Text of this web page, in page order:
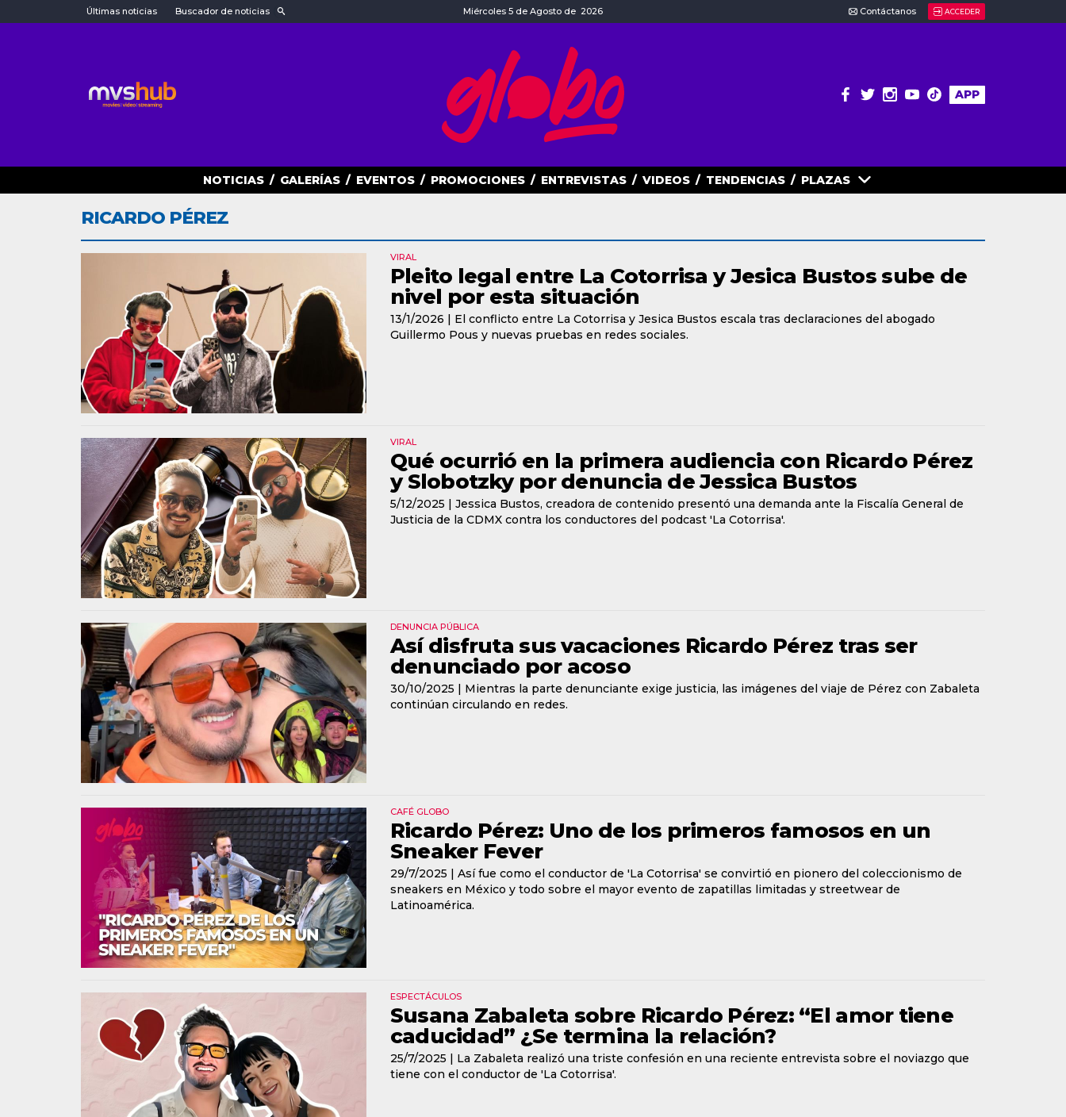
Últimas noticias Buscador de noticias Miércoles 5 de Agosto de 2026 Contáctanos ACCEDER
APP
NOTICIAS / GALERÍAS / EVENTOS / PROMOCIONES / ENTREVISTAS / VIDEOS / TENDENCIAS / PLAZAS
RICARDO PÉREZ
VIRAL
Pleito legal entre La Cotorrisa y Jesica Bustos sube de
nivel por esta situación
13/1/2026 | El conflicto entre La Cotorrisa y Jesica Bustos escala tras declaraciones del abogado
Guillermo Pous y nuevas pruebas en redes sociales.
VIRAL
Qué ocurrió en la primera audiencia con Ricardo Pérez
y Slobotzky por denuncia de Jessica Bustos
5/12/2025 | Jessica Bustos, creadora de contenido presentó una demanda ante la Fiscalía General de
Justicia de la CDMX contra los conductores del podcast 'La Cotorrisa'.
DENUNCIA PÚBLICA
Así disfruta sus vacaciones Ricardo Pérez tras ser
denunciado por acoso
30/10/2025 | Mientras la parte denunciante exige justicia, las imágenes del viaje de Pérez con Zabaleta
continúan circulando en redes.
CAFÉ GLOBO
Ricardo Pérez: Uno de los primeros famosos en un
Sneaker Fever
29/7/2025 | Así fue como el conductor de 'La Cotorrisa' se convirtió en pionero del coleccionismo de
sneakers en México y todo sobre el mayor evento de zapatillas limitadas y streetwear de
Latinoamérica.
ESPECTÁCULOS
Susana Zabaleta sobre Ricardo Pérez: “El amor tiene
caducidad” ¿Se termina la relación?
25/7/2025 | La Zabaleta realizó una triste confesión en una reciente entrevista sobre el noviazgo que
tiene con el conductor de 'La Cotorrisa'.